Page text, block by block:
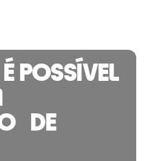
POSSÍVEL
DE